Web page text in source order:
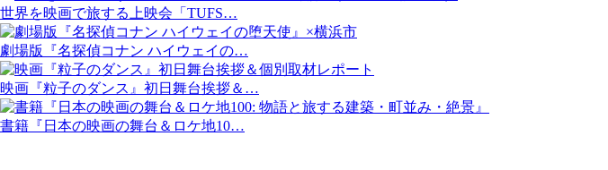
世界を映画で旅する上映会「TUFS…
劇場版『名探偵コナン ハイウェイの…
映画『粒子のダンス』初日舞台挨拶＆…
書籍『日本の映画の舞台＆ロケ地10…